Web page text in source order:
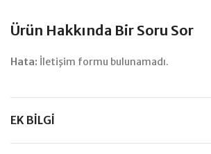
Ürün Hakkında Bir Soru Sor
Hata: İletişim formu bulunamadı.
EK BILGI